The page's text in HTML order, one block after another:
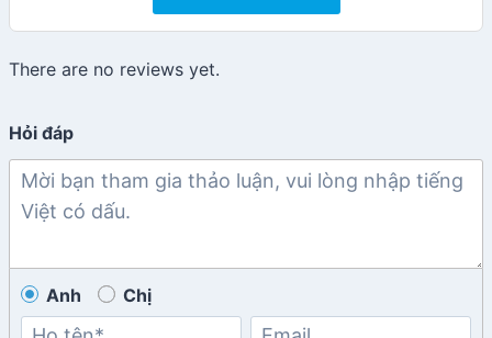
There are no reviews yet.
Hỏi đáp
Anh Chị